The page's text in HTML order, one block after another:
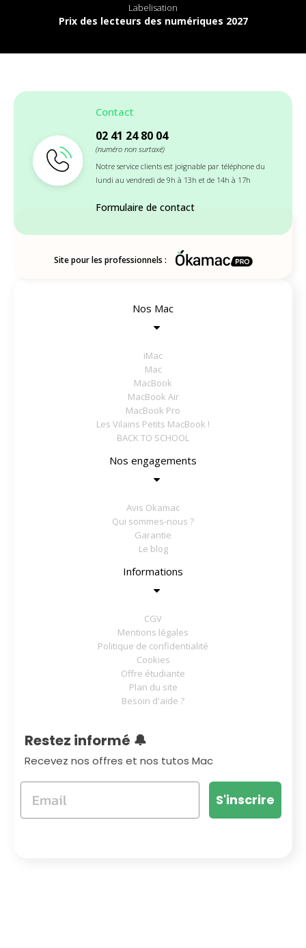
Labelisation
Prix des lecteurs des numériques 2027
Contact
02 41 24 80 04
(numéro non surtaxé)
Notre service clients est joignable par téléphone du
lundi au vendredi de 9h à 13h et de 14h à 17h
Formulaire de contact
Site pour les professionnels :
Nos Mac
iMac
Mac
MacBook
MacBook Air
MacBook Pro
Les Vilains Petits MacBook !
BACK TO SCHOOL
Nos engagements
Avis Okamac
Qui sommes-nous ?
Garantie
Le blog
Informations
CGV
Mentions légales
Politique de confidentialité
Cookies
Offre étudiante
Plan du site
Besoin d'aide ?
Restez informé 🔔
Recevez nos offres et nos tutos Mac
S'inscrire